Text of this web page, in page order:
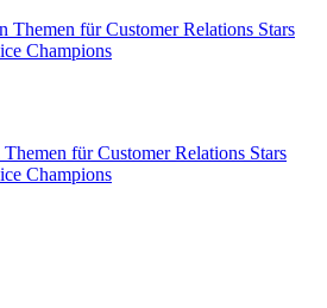
Themen für Customer Relations Stars
Champions
für Customer Relations Stars
Champions